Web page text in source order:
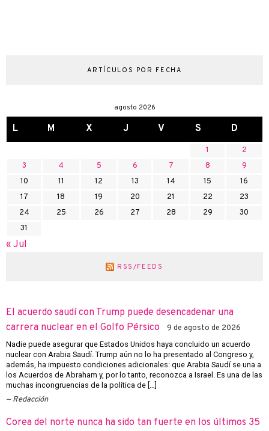
ARTÍCULOS POR FECHA
agosto 2026
L M X J V S D
1
2
3
4 5 6 7 8
9
10
11 12 13 14 15
16
17
18 19 20 21 22
23
24
25 26 27 28 29
30
31
« Jul
RSS/FEEDS
El acuerdo saudí con Trump puede desencadenar una
carrera nuclear en el Golfo Pérsico
9 de agosto de 2026
Nadie puede asegurar que Estados Unidos haya concluido un acuerdo
nuclear con Arabia Saudí. Trump aún no lo ha presentado al Congreso y,
además, ha impuesto condiciones adicionales: que Arabia Saudí se una a
los Acuerdos de Abraham y, por lo tanto, reconozca a Israel. Es una de las
muchas incongruencias de la política de […]
Redacción
Corea del norte nunca ha sido tan fuerte en los últimos 35